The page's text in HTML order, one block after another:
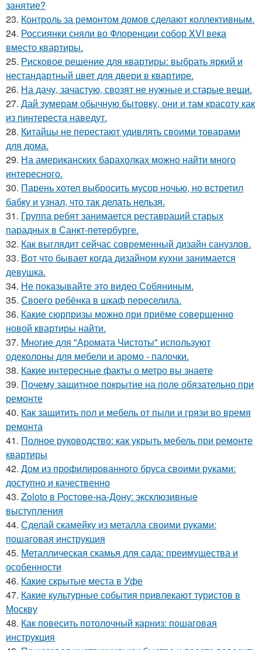
занятие?
23. Контроль за ремонтом домов сделают коллективным.
24. Россиянки сняли во Флоренции собор XVI века
вместо квартиры.
25. Рисковое решение для квартиры: выбрать яркий и
нестандартный цвет для двери в квартире.
26. На дачу, зачастую, свозят не нужные и старые вещи.
27. Дай зумерам обычную бытовку, они и там красоту как
из пинтереста наведут.
28. Китайцы не перестают удивлять своими товарами
для дома.
29. На американских барахолках можно найти много
интересного.
30. Парень хотел выбросить мусор ночью, но встретил
бабку и узнал, что так делать нельзя.
31. Группа ребят занимается реставраций старых
парадных в Санкт-петербурге.
32. Как выглядит сейчас современный дизайн санузлов.
33. Вот что бывает когда дизайном кухни занимается
девушка.
34. Не показывайте это видео Собяниным.
35. Своего ребёнка в шкаф переселила.
36. Какие сюрпризы можно при приёме совершенно
новой квартиры найти.
37. Многие для "Аромата Чистоты" используют
одеколоны для мебели и аромо - палочки.
38. Какие интересные факты о метро вы знаете
39. Почему защитное покрытие на поле обязательно при
ремонте
40. Как защитить пол и мебель от пыли и грязи во время
ремонта
41. Полное руководство: как укрыть мебель при ремонте
квартиры
42. Дом из профилированного бруса своими руками:
доступно и качественно
43. Zoloto в Ростове-на-Дону: эксклюзивные
выступления
44. Сделай скамейку из металла своими руками:
пошаговая инструкция
45. Металлическая скамья для сада: преимущества и
особенности
46. Какие скрытые места в Уфе
47. Какие культурные события привлекают туристов в
Москву
48. Как повесить потолочный карниз: пошаговая
инструкция